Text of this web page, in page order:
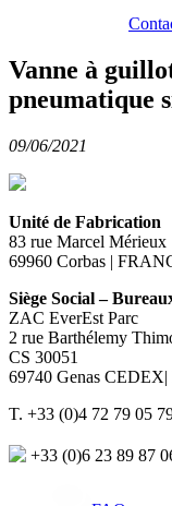
Vanne à
pneumatique
09/06/2021
Unité de Fabrication
83 rue Marcel Mérieux
69960 Corbas |
Siège Social –
ZAC EverEst Parc
2 rue Barthélemy
CS 30051
69740 Genas
T. +33 (0)4 72 79 05
+33 (0)6 23 89 87